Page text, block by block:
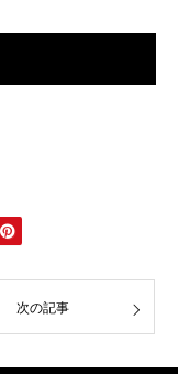
次の記事